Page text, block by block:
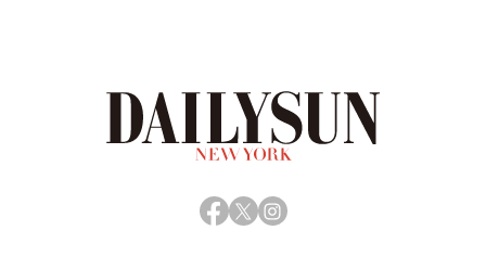
Facebook
X Instagram